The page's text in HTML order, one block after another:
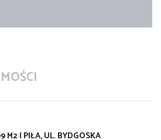
M2 | PIŁA, UL. BYDGOSKA